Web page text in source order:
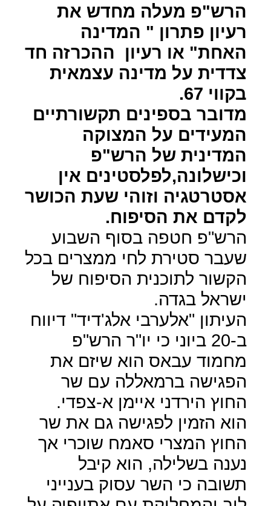
הרש"פ מעלה מחדש את
רעיון פתרון " המדינה
האחת" או רעיון
ההכרזה חד
צדדית על מדינה עצמאית
בקווי 67.
מדובר בספינים תקשורתיים
המעידים על המצוקה
המדינית של הרש"פ
וכישלונה,לפלסטינים אין
אסטרטגיה וזוהי שעת הכושר
לקדם את הסיפוח.
הרש"פ חטפה בסוף השבוע
שעבר סטירת לחי ממצרים בכל
הקשור לתוכנית הסיפוח של
ישראל בגדה.
העיתון "אלערבי אלג'דיד" דיווח
ב-20 ביוני כי יו"ר הרש"פ
מחמוד עבאס הוא שיזם את
הפגישה ברמאללה עם שר
החוץ הירדני איימן א-צפדי.
הוא הזמין לפגישה גם את שר
החוץ המצרי סאמח שוכרי אך
נענה בשלילה, הוא קיבל
תשובה כי השר עסוק בענייני